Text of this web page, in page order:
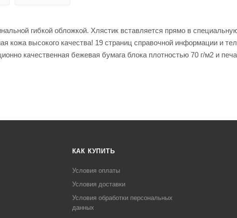
гибкой обложкой. Хлястик вставляется прямо в
кожа высокого качества! 19 страниц справочной информации и
качественная бежевая бумага блока плотностью 70 г/м2 и
КАК КУПИТЬ
Условия оплаты
Условия доставки
Условия обработки персональных
данных